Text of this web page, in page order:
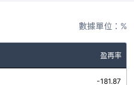
數據單位：%
盈再率
-181.87